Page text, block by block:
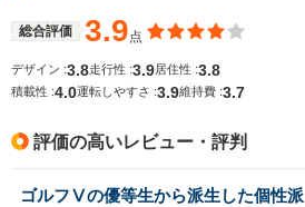
総合評価 3.9点
デザイン :3.8走行性 :3.9 居住性 :3.8
積載性 :4.0運転しやすさ :3.9維持費 :3.7
評価の高いレビュー・評判
ゴルフⅤの優等生から派生した個性派